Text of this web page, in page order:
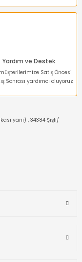
Yardım ve Destek
Satış Öncesi
Sonrası yardımcı oluyoruz
yanı) , 34384 Şişli/